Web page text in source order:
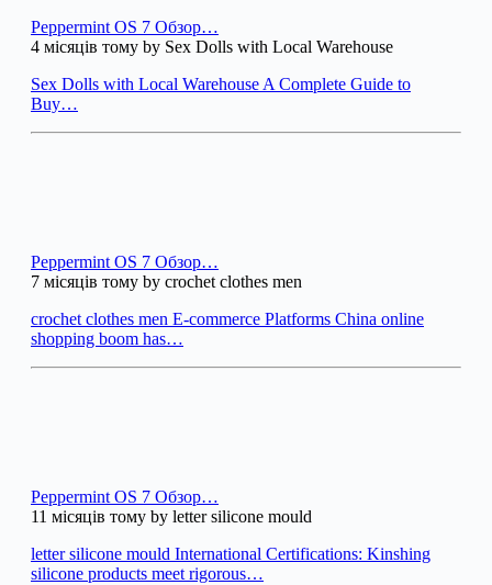
Peppermint OS 7 Обзор…
4 місяців тому by Sex Dolls with Local Warehouse
Sex Dolls with Local Warehouse A Complete Guide to
Buy…
Peppermint OS 7 Обзор…
7 місяців тому by crochet clothes men
crochet clothes men E-commerce Platforms China online
shopping boom has…
Peppermint OS 7 Обзор…
11 місяців тому by letter silicone mould
letter silicone mould International Certifications: Kinshing
silicone products meet rigorous…